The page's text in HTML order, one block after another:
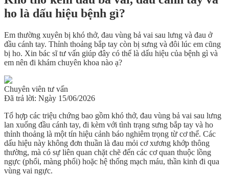
ho là dấu hiệu bệnh gì?
Em thường xuyên bị khó thở, đau vùng bả vai sau lưng và đau ở
đầu cánh tay. Thỉnh thoảng bắp tay còn bị sưng và đôi lúc em cũng
bị ho. Xin bác sĩ tư vấn giúp đây có thể là dấu hiệu của bệnh gì và
em nên đi khám chuyên khoa nào ạ?
Chuyên viên tư vấn
Đã trả lời: Ngày 15/06/2026
Tổ hợp các triệu chứng bao gồm khó thở, đau vùng bả vai sau lưng
lan xuống đầu cánh tay, đi kèm với tình trạng sưng bắp tay và ho
thỉnh thoảng là một tín hiệu cảnh báo nghiêm trọng từ cơ thể. Các
dấu hiệu này không đơn thuần là đau mỏi cơ xương khớp thông
thường, mà có sự liên quan chặt chẽ đến các cơ quan thuộc lồng
ngực (phổi, màng phổi) hoặc hệ thống mạch máu, thần kinh đi qua
vùng vai ngực.